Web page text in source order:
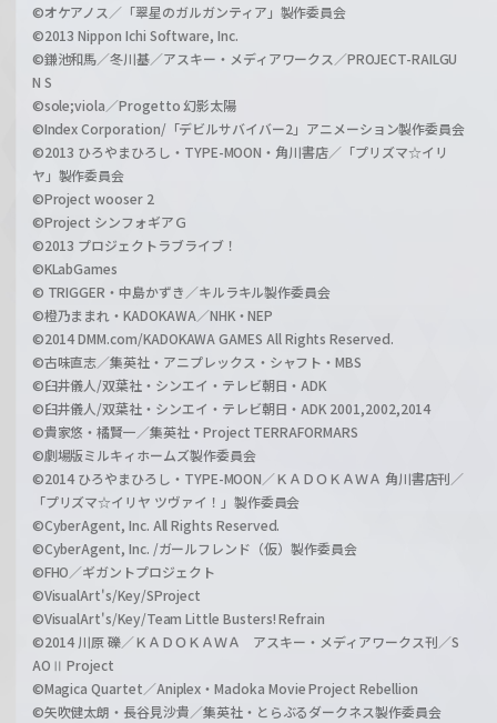
©オケアノス／「翠星のガルガンティア」製作委員会
©2013 Nippon Ichi Software, Inc.
©鎌池和馬／冬川基／アスキー・メディアワークス／PROJECT-RAILGU
N S
©sole;viola／Progetto 幻影太陽
©Index Corporation/「デビルサバイバー2」アニメーション製作委員会
©2013 ひろやまひろし・TYPE-MOON・角川書店／「プリズマ☆イリ
ヤ」製作委員会
©Project wooser 2
©Project シンフォギアＧ
©2013 プロジェクトラブライブ！
©KLabGames
© TRIGGER・中島かずき／キルラキル製作委員会
©橙乃ままれ・KADOKAWA／NHK・NEP
©2014 DMM.com/KADOKAWA GAMES All Rights Reserved.
©古味直志／集英社・アニプレックス・シャフト・MBS
©臼井儀人/双葉社・シンエイ・テレビ朝日・ADK
©臼井儀人/双葉社・シンエイ・テレビ朝日・ADK 2001,2002,2014
©貴家悠・橘賢一／集英社・Project TERRAFORMARS
©劇場版ミルキィホームズ製作委員会
©2014 ひろやまひろし・TYPE-MOON／ＫＡＤＯＫＡＷＡ 角川書店刊／
「プリズマ☆イリヤ ツヴァイ！」製作委員会
©CyberAgent, Inc. All Rights Reserved.
©CyberAgent, Inc. /ガールフレンド（仮）製作委員会
©FHO／ギガントプロジェクト
©VisualArt's/Key/SProject
©VisualArt's/Key/Team Little Busters! Refrain
©2014 川原 礫／ＫＡＤＯＫＡＷＡ アスキー・メディアワークス刊／S
AOⅡ Project
©Magica Quartet／Aniplex・Madoka Movie Project Rebellion
©矢吹健太朗・長谷見沙貴／集英社・とらぶるダークネス製作委員会